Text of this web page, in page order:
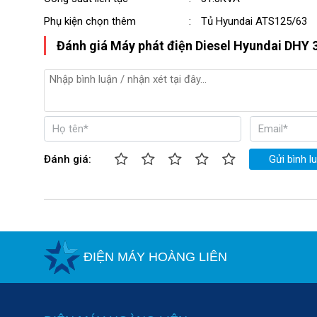
Phụ kiện chọn thêm
: Tủ Hyundai ATS125/63
Đánh giá Máy phát điện Diesel Hyundai DHY
Đánh giá: Gửi bình
ĐIỆN MÁY HOÀNG LIÊN